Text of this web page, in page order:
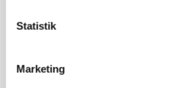
Statistik
MarketingKlimastald